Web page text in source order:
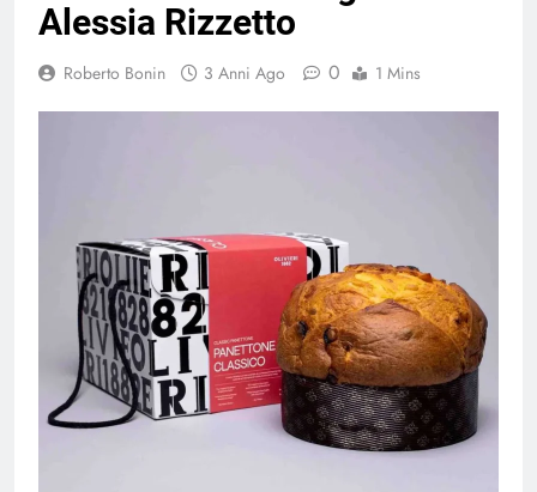
Alessia Rizzetto
Roberto Bonin 3 Anni Ago 0 1 Mins